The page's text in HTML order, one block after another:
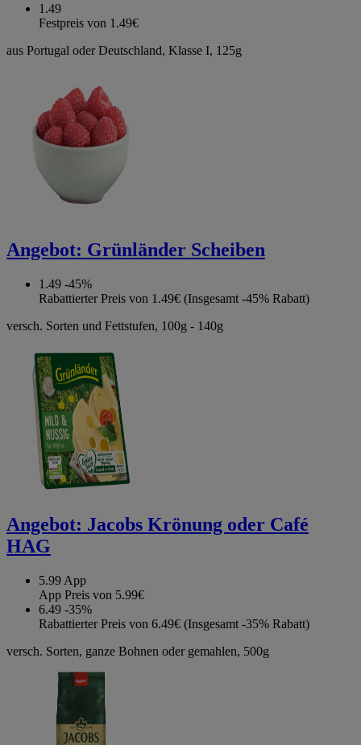
1.49
Festpreis von 1.49€
aus Portugal oder Deutschland, Klasse I, 125g
Angebot: Grünländer Scheiben
1.49 -45%
Rabattierter Preis von 1.49€ (Insgesamt -45% Rabatt)
versch. Sorten und Fettstufen, 100g - 140g
Angebot: Jacobs Krönung oder Café
HAG
5.99 App
App Preis von 5.99€
6.49 -35%
Rabattierter Preis von 6.49€ (Insgesamt -35% Rabatt)
versch. Sorten, ganze Bohnen oder gemahlen, 500g